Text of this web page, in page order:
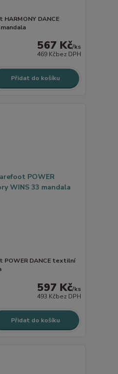
DANCE
567 Kč/ks
469 Kčbez DPH
Přidat do košíku
POWER DANCE textilní
597 Kč/ks
493 Kčbez DPH
Přidat do košíku